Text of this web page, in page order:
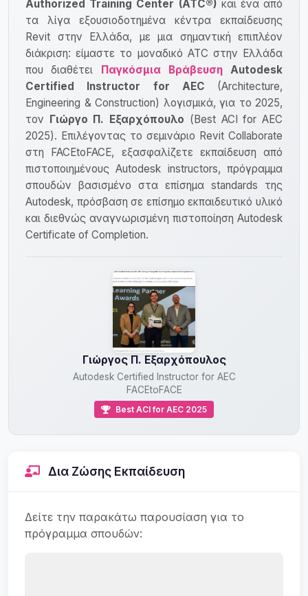
Authorized Training Center (ATC®) και ένα από
τα λίγα εξουσιοδοτημένα κέντρα εκπαίδευσης
Revit στην Ελλάδα, με μια σημαντική επιπλέον
διάκριση: είμαστε το μοναδικό ATC στην Ελλάδα
που διαθέτει Παγκόσμια Βράβευση
Autodesk
Certified Instructor for AEC (Architecture,
Engineering & Construction) λογισμικά, για το 2025,
τον Γιώργο Π. Εξαρχόπουλο (Best ACI for AEC
2025). Επιλέγοντας το σεμινάριο Revit Collaborate
στη FACEtoFACE, εξασφαλίζετε εκπαίδευση από
πιστοποιημένους Autodesk instructors, πρόγραμμα
σπουδών βασισμένο στα επίσημα standards της
Autodesk, πρόσβαση σε επίσημο εκπαιδευτικό υλικό
και διεθνώς αναγνωρισμένη πιστοποίηση Autodesk
Certificate of Completion.
Γιώργος Π. Εξαρχόπουλος
Autodesk Certified Instructor for AEC
FACEtoFACE
Best ACI for AEC 2025
Δια Ζώσης Εκπαίδευση
Δείτε την παρακάτω παρουσίαση για το
πρόγραμμα σπουδών: